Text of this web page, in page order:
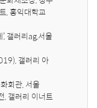
, 홍익대학교
갤러리ag,서울
갤러리 아
회관, 서울
, 갤러리 이너트